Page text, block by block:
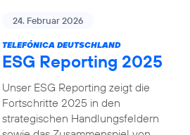
24. Februar 2026
TELEFÓNICA DEUTSCHLAND
ESG Reporting 2025
Unser ESG Reporting zeigt die
Fortschritte 2025 in den
strategischen Handlungsfeldern